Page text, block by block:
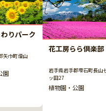
りパーク
矢巾町煙山
園
花工房らら倶楽部
岩手県岩手郡雫石町長山
ッ田27
植物園・公園